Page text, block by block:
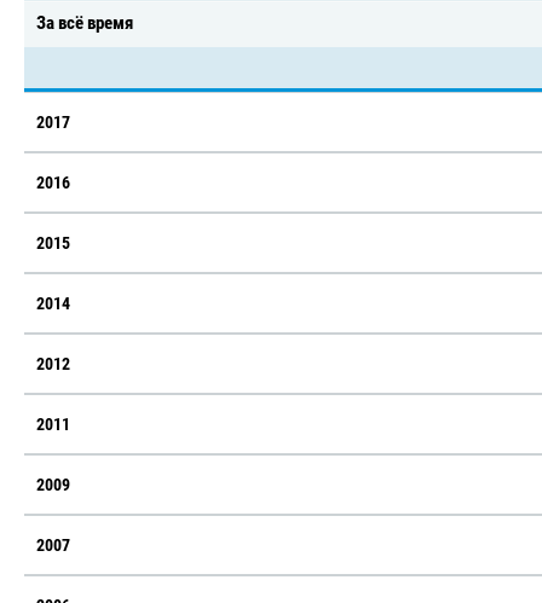
За всё время
2017
2016
2015
2014
2012
2011
2009
2007